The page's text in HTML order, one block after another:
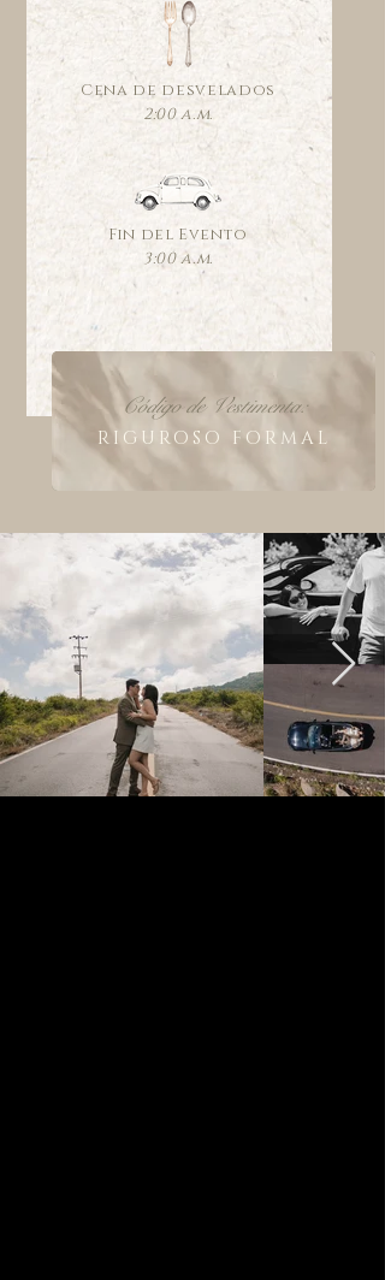
Cena de desvelados
2:00 a.m.
Fin del Evento
3:00 a.m.
Código de Vestimenta:
RIGUROSO FORMAL